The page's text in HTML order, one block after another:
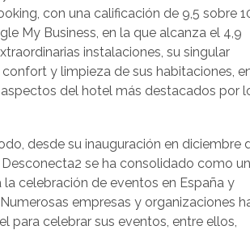
con una calificación de 9,5 sobre
My Business, en la que alcanza el 4,9
instalaciones, su singular
y limpieza de sus habitaciones,
del hotel más destacados por
desde su inauguración en diciembre
Desconecta2 se ha consolidado como
la celebración de eventos en España y
empresas y organizaciones
para celebrar sus eventos, entre ellos,